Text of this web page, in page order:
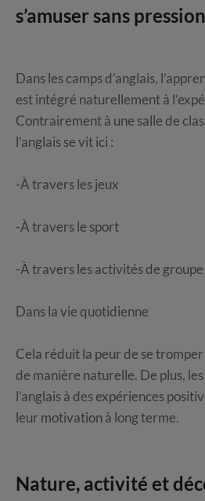
s’amuser sans pression
Dans les camps d’anglais,
est intégré naturellement à
Contrairement à une salle de
l’anglais se vit ici :
-À travers les jeux
-À travers le sport
-À travers les activités de groupe
Dans la vie quotidienne
Cela réduit la peur de se
de manière naturelle. De plus,
l’anglais à des expériences
leur motivation à long terme.
Nature, activité et